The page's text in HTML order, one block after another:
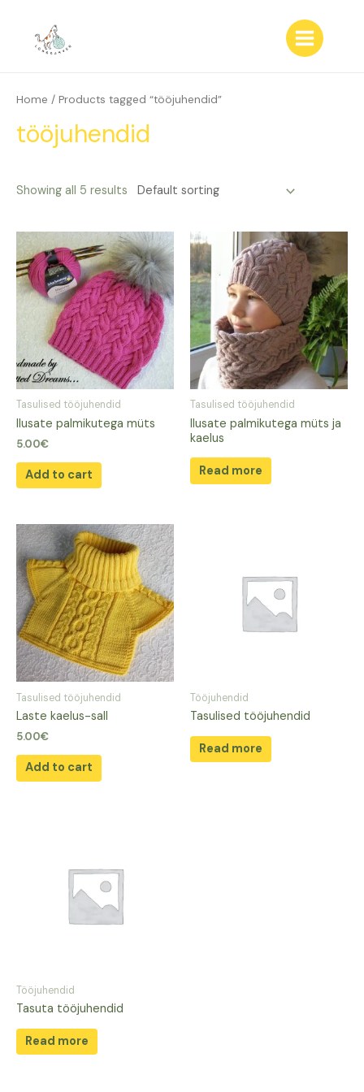
content
Main
Home / Products tagged “tööjuhendid”
tööjuhendid
Showing all 5 results
Tasulised tööjuhendid
Ilusate palmikutega müts
5.00€
Add to cart
Tasulised tööjuhendid
Ilusate palmikutega müts ja
kaelus
Read more
Tasulised tööjuhendid
Laste kaelus-sall
5.00€
Add to cart
Tööjuhendid
Tasulised tööjuhendid
Read more
Tööjuhendid
Tasuta tööjuhendid
Read more